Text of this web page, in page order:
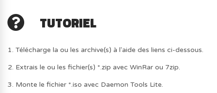
TUTORIEL
1. Télécharge la ou les archive(s) à l'aide des liens ci-dessous.
2. Extrais le ou les fichier(s) *.zip avec WinRar ou 7zip.
3. Monte le fichier *.iso avec Daemon Tools Lite.